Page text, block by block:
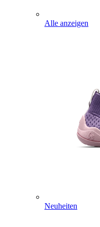
Alle anzeigen
Neuheiten